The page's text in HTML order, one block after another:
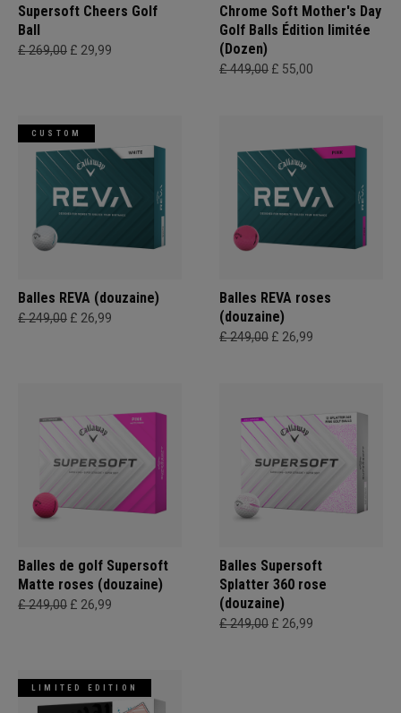
Supersoft Cheers Golf
Ball
£ 269,00 £ 29,99
Chrome Soft Mother's Day
Golf Balls Édition limitée
(Dozen)
£ 449,00 £ 55,00
CUSTOM
Balles REVA (douzaine)
£ 249,00 £ 26,99
Balles REVA roses
(douzaine)
£ 249,00 £ 26,99
Balles de golf Supersoft
Matte roses (douzaine)
£ 249,00 £ 26,99
Balles Supersoft
Splatter 360 rose
(douzaine)
£ 249,00 £ 26,99
LIMITED EDITION